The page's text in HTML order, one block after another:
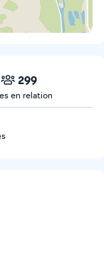
299
en relation